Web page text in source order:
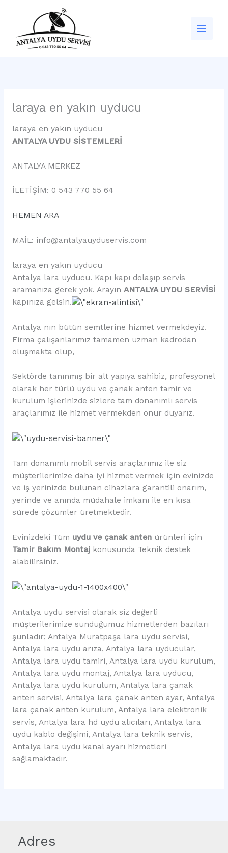
laraya en yakın uyducu
laraya en yakın uyducu
ANTALYA UYDU SİSTEMLERİ
ANTALYA MERKEZ
İLETİŞİM: 0 543 770 55 64
HEMEN ARA
MAİL: info@antalyauyduservis.com
laraya en yakın uyducu
Antalya lara uyducu. Kapı kapı dolaşıp servis
aramanıza gerek yok. Arayın ANTALYA UYDU SERVİSİ
kapınıza gelsin.
Antalya nın bütün semtlerine hizmet vermekdeyiz.
Firma çalışanlarımız tamamen uzman kadrodan
oluşmakta olup,
Sektörde tanınmış bir alt yapıya sahibiz, profesyonel
olarak her türlü uydu ve çanak anten tamir ve
kurulum işlerinizde sizlere tam donanımlı servis
araçlarımız ile hizmet vermekden onur duyarız.
Tam donanımlı mobil servis araçlarımız ile siz
müşterilerimize daha iyi hizmet vermek için evinizde
ve iş yerinizde bulunan cihazlara garantili onarım,
yerinde ve anında müdahale imkanı ile en kısa
sürede çözümler üretmektedir.
Evinizdeki Tüm uydu ve çanak antenürünleri için
Tamir Bakım Montaj konusunda Teknikdestek
alabilirsiniz.
Antalya uydu servisi olarak siz değerli
müşterilerimize sunduğumuz hizmetlerden bazıları
şunladır; Antalya Muratpaşa lara uydu servisi,
Antalya lara uydu arıza, Antalya lara uyducular,
Antalya lara uydu tamiri, Antalya lara uydu kurulum,
Antalya lara uydu montaj, Antalya lara uyducu,
Antalya lara uydu kurulum, Antalya lara çanak
anten servisi, Antalya lara çanak anten ayar, Antalya
lara çanak anten kurulum, Antalya lara elektronik
servis, Antalya lara hd uydu alıcıları, Antalya lara
uydu kablo değişimi, Antalya lara teknik servis,
Antalya lara uydu kanal ayarı hizmetleri
sağlamaktadır.
Adres